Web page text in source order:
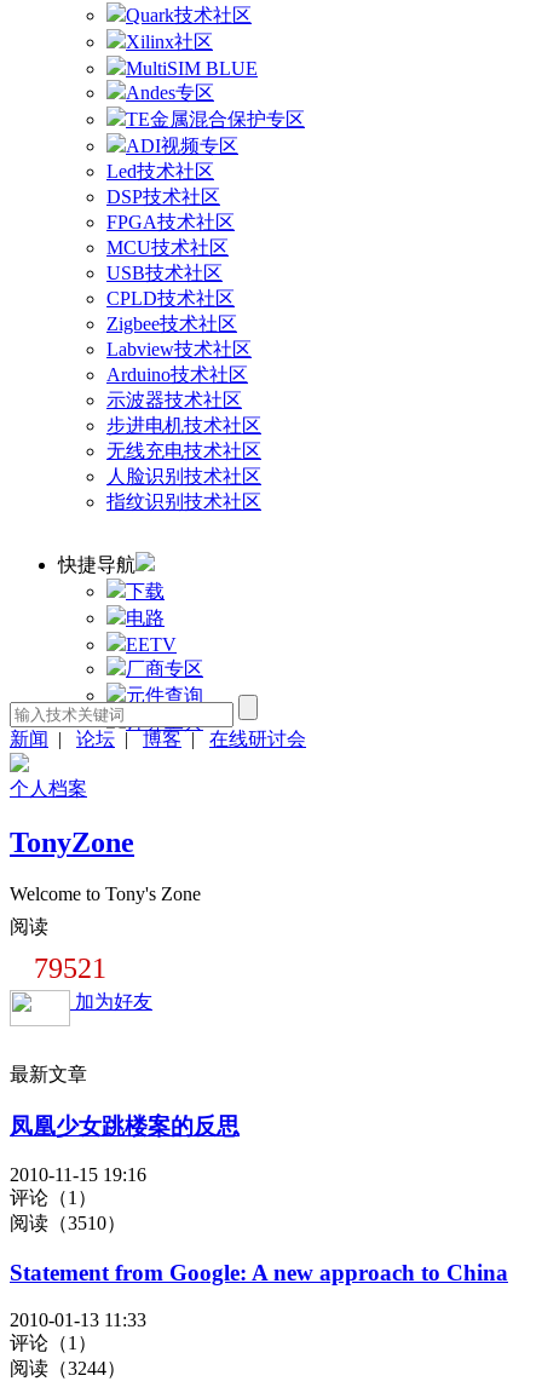
Quark技术社区
Xilinx社区
MultiSIM BLUE
Andes专区
TE金属混合保护专区
ADI视频专区
Led技术社区
DSP技术社区
FPGA技术社区
MCU技术社区
USB技术社区
CPLD技术社区
Zigbee技术社区
Labview技术社区
Arduino技术社区
示波器技术社区
步进电机技术社区
无线充电技术社区
人脸识别技术社区
指纹识别技术社区
快捷导航
下载
电路
EETV
厂商专区
元件查询
计算工具
新闻
| 论坛 | 博客 | 在线研讨会
个人档案
TonyZone
Welcome to Tony's Zone
阅读
79521
加为好友
最新文章
凤凰少女跳楼案的反思
2010-11-15 19:16
评论（1）
阅读（3510）
Statement from Google: A new approach to China
2010-01-13 11:33
评论（1）
阅读（3244）